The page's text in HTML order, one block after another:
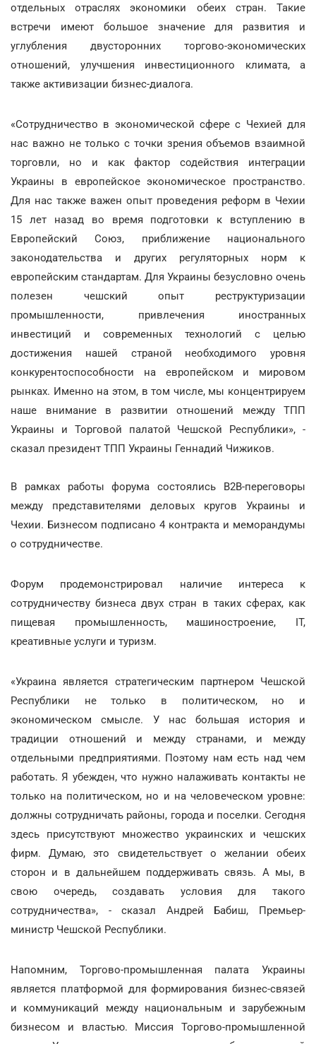
отдельных отраслях экономики обеих стран. Такие
встречи имеют большое значение для развития и
углубления двусторонних торгово-экономических
отношений, улучшения инвестиционного климата, а
также активизации бизнес-диалога.
«Сотрудничество в экономической сфере с Чехией для
нас важно не только с точки зрения объемов взаимной
торговли, но и как фактор содействия интеграции
Украины в европейское экономическое пространство.
Для нас также важен опыт проведения реформ в Чехии
15 лет назад во время подготовки к вступлению в
Европейский Союз, приближение национального
законодательства и других регуляторных норм к
европейским стандартам. Для Украины безусловно очень
полезен чешский опыт реструктуризации
промышленности, привлечения иностранных
инвестиций и современных технологий с целью
достижения нашей страной необходимого уровня
конкурентоспособности на европейском и мировом
рынках. Именно на этом, в том числе, мы концентрируем
наше внимание в развитии отношений между ТПП
Украины и Торговой палатой Чешской Республики», -
сказал президент ТПП Украины Геннадий Чижиков.
В рамках работы форума состоялись В2В-переговоры
между представителями деловых кругов Украины и
Чехии. Бизнесом подписано 4 контракта и меморандумы
о сотрудничестве.
Форум продемонстрировал наличие интереса к
сотрудничеству бизнеса двух стран в таких сферах, как
пищевая промышленность, машиностроение, IT,
креативные услуги и туризм.
«Украина является стратегическим партнером Чешской
Республики не только в политическом, но и
экономическом смысле. У нас большая история и
традиции отношений и между странами, и между
отдельными предприятиями. Поэтому нам есть над чем
работать. Я убежден, что нужно налаживать контакты не
только на политическом, но и на человеческом уровне:
должны сотрудничать районы, города и поселки. Сегодня
здесь присутствуют множество украинских и чешских
фирм. Думаю, это свидетельствует о желании обеих
сторон и в дальнейшем поддерживать связь. А мы, в
свою очередь, создавать условия для такого
сотрудничества», - сказал Андрей Бабиш, Премьер-
министр Чешской Республики.
Напомним, Торгово-промышленная палата Украины
является платформой для формирования бизнес-связей
и коммуникаций между национальным и зарубежным
бизнесом и властью. Миссия Торгово-промышленной